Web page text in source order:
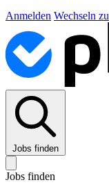
Anmelden Wechseln zu
Jobs finden
Jobs finden